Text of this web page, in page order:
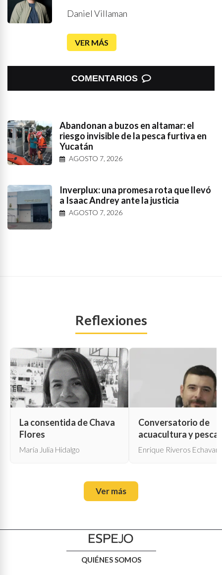
Daniel Villaman
VER MÁS
COMENTARIOS
Abandonan a buzos en altamar: el
riesgo invisible de la pesca furtiva en
Yucatán
AGOSTO 7, 2026
Inverplux: una promesa rota que llevó
a Isaac Andrey ante la justicia
AGOSTO 7, 2026
Reflexiones
La consentida de Chava
Flores
María Julia Hidalgo
Conversatorio de
acuacultura y pesca
Enrique Riveros
Ver más
QUIÉNES SOMOS